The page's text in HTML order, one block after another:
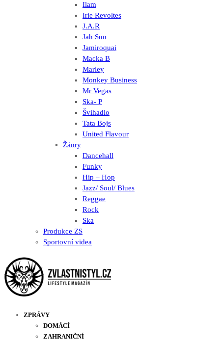
Ilam
Irie Revoltes
J.A.R
Jah Sun
Jamiroquai
Macka B
Marley
Monkey Business
Mr Vegas
Ska- P
Švihadlo
Tata Bojs
United Flavour
Žánry
Dancehall
Funky
Hip – Hop
Jazz/ Soul/ Blues
Reggae
Rock
Ska
Produkce ZS
Sportovní videa
ZPRÁVY
DOMÁCÍ
ZAHRANIČNÍ